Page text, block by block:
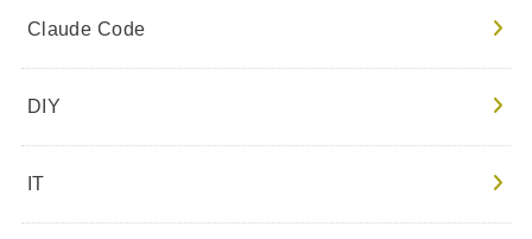
Claude Code
DIY
IT